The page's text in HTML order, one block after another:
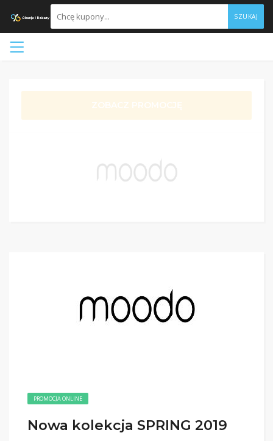
SZUKAJ
ZOBACZ PROMOCJĘ
PROMOCJA ONLINE
Nowa kolekcja SPRING 2019